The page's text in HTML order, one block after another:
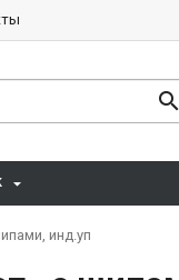
инд.уп